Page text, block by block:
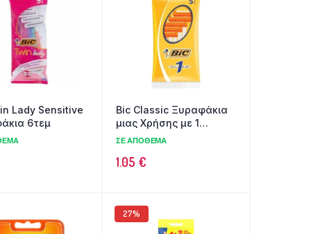
Lady Sensitive
6τεμ
Bic Classic Ξυραφάκια
μιας Χρήσης με 1
Λεπίδα 5τεμ
ΣΕ ΑΠΌΘΕΜΑ
1.05 €
27%